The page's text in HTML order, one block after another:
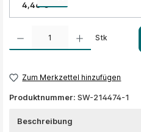
4,46 €
Produkt Anzahl: Gib den gewünschten
Stk
Zum Merkzettel hinzufügen
Produktnummer: SW-214474-1
Beschreibung